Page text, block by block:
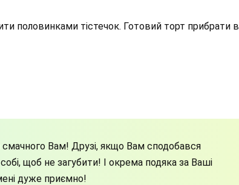
половинками тістечок. Готовий торт прибрати в
Вам! Друзі, якщо Вам сподобався
щоб не загубити! І окрема подяка за Ваші
дуже приємно!